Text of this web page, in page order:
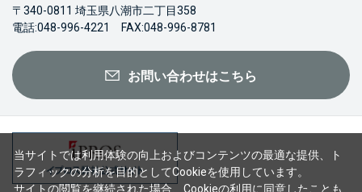
〒340-0811 埼玉県八潮市二丁目358
電話:048-996-4221 FAX:048-996-8781
お問い合わせはこちら
当サイトでは利用体験の向上およびコンテンツの最適な提供、ト
ラフィックの分析を目的としてCookieを使用しています。
サイトの閲覧を継続された場合、Cookieの利用に同意したことも